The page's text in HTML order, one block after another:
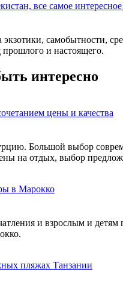
все самое
экзотики, самобытности,
и настоящего.
интересно
цены и качества
Большой выбор
на отдых, выбор
в Марокко
и взрослым и детям
пляжах Танзании